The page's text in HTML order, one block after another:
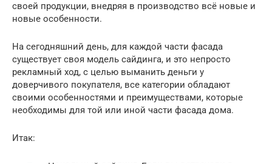
своей продукции, внедряя в производство всё новые и
новые особенности.
На сегодняшний день, для каждой части фасада
существует своя модель сайдинга, и это непросто
рекламный ход, с целью выманить деньги у
доверчивого покупателя, все категории обладают
своими особенностями и преимуществами, которые
необходимы для той или иной части фасада дома.
Итак: